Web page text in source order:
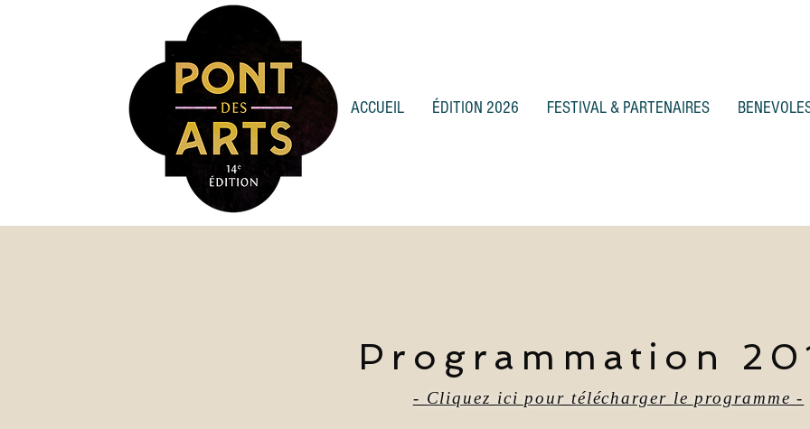
ACCUEIL ÉDITION 2026 FESTIVAL & PARTENAIRES
Programmation
- Cliquez ici pour télécharger le programme -